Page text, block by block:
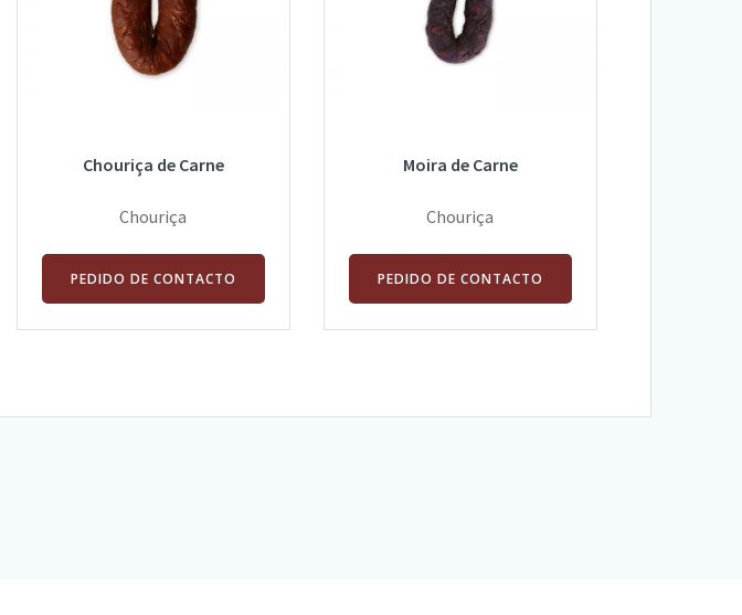
Chouriça de Carne
Chouriça
PEDIDO DE CONTACTO
Moira de Carne
Chouriça
PEDIDO DE CONTACTO